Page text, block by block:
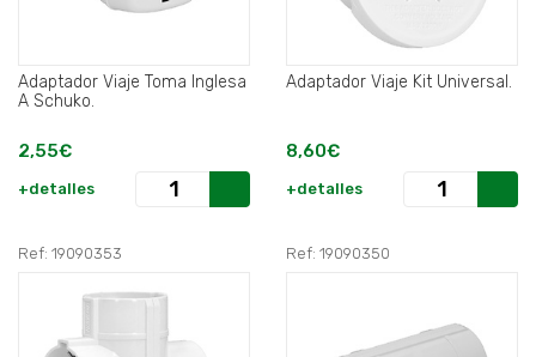
Adaptador Viaje Toma Inglesa
A Schuko.
2,55€
+detalles
Adaptador Viaje Kit Universal.
8,60€
+detalles
Ref: 19090353 Ref: 19090350